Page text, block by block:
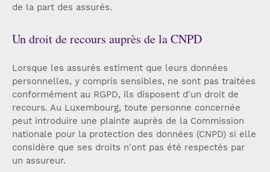
de la part des assurés.
Un droit de recours auprès de la CNPD
Lorsque les assurés estiment que leurs données
personnelles, y compris sensibles, ne sont pas traitées
conformément au RGPD, ils disposent d'un droit de
recours. Au Luxembourg, toute personne concernée
peut introduire une plainte auprès de la Commission
nationale pour la protection des données (CNPD) si elle
considère que ses droits n'ont pas été respectés par
un assureur.